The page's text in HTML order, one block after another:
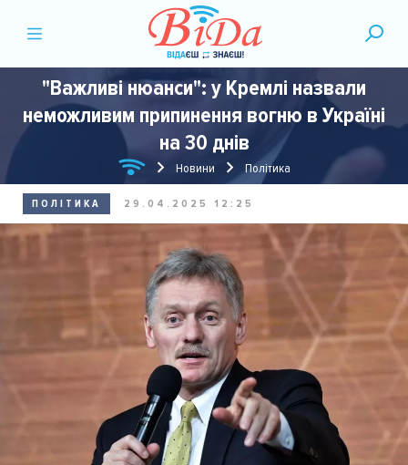
"Важливі нюанси": у Кремлі назвали
неможливим припинення вогню в Україні
на 30 днів
Новини Політика
ПОЛІТИКА 29.04.2025 12:25